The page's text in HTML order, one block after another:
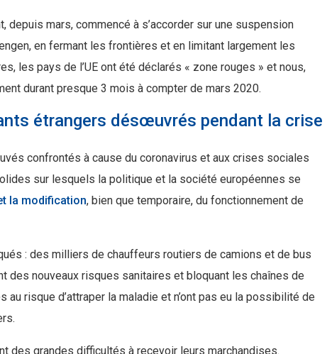
mars, commencé à s’accorder sur une suspension
en fermant les frontières et en limitant largement les
les pays de l’UE ont été déclarés « zone rouges » et nous,
durant presque 3 mois à compter de mars 2020.
étrangers désœuvrés pendant la crise
confrontés à cause du coronavirus et aux crises sociales
sur lesquels la politique et la société européennes se
la modification, bien que temporaire, du fonctionnement de
: des milliers de chauffeurs routiers de camions et de bus
des nouveaux risques sanitaires et bloquant les chaînes de
risque d’attraper la maladie et n’ont pas eu la possibilité de
des grandes difficultés à recevoir leurs marchandises.